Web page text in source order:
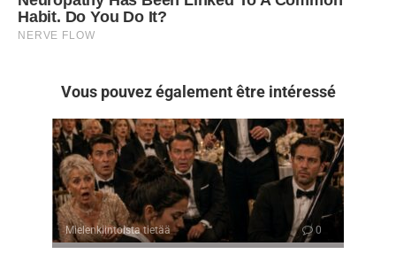
Vous pouvez également être intéressé
Mielenkiintoista tietää 0